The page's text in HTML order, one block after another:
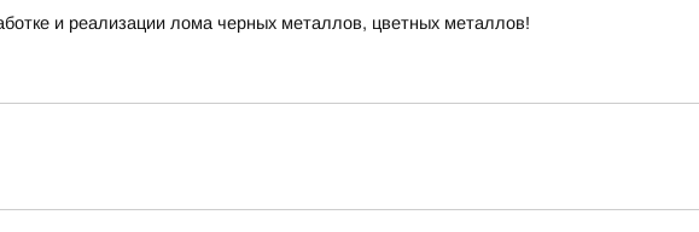
и реализации лома черных металлов, цветных металлов!